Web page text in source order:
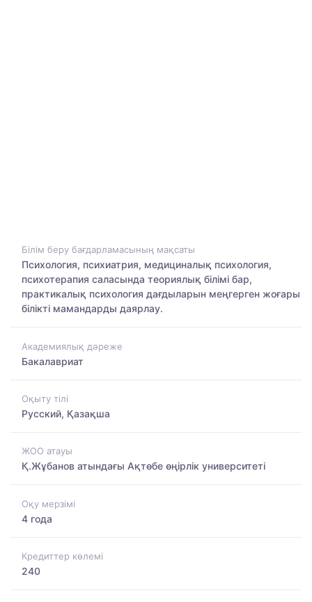
Білім беру бағдарламасының мақсаты
Психология, психиатрия, медициналық психология,
психотерапия саласында теориялық білімі бар,
практикалық психология дағдыларын меңгерген жоғары
білікті мамандарды даярлау.
Академиялық дәреже
Бакалавриат
Оқыту тілі
Русский, Қазақша
ЖОО атауы
Қ.Жұбанов атындағы Ақтөбе өңірлік университеті
Оқу мерзімі
4 года
Кредиттер көлемі
240